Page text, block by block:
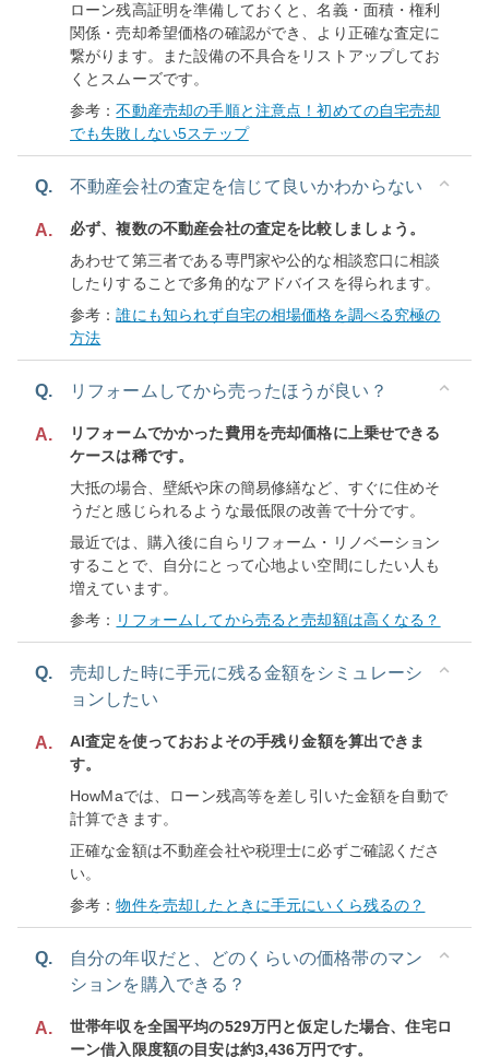
ローン残高証明を準備しておくと、名義・面積・権利
関係・売却希望価格の確認ができ、より正確な査定に
繋がります。また設備の不具合をリストアップしてお
くとスムーズです。
参考：不動産売却の手順と注意点！初めての自宅売却
でも失敗しない5ステップ
Q. 不動産会社の査定を信じて良いかわからない
A.
必ず、複数の不動産会社の査定を比較しましょう。
あわせて第三者である専門家や公的な相談窓口に相談
したりすることで多角的なアドバイスを得られます。
参考：誰にも知られず自宅の相場価格を調べる究極の
方法
Q. リフォームしてから売ったほうが良い？
A.
リフォームでかかった費用を売却価格に上乗せできる
ケースは稀です。
大抵の場合、壁紙や床の簡易修繕など、すぐに住めそ
うだと感じられるような最低限の改善で十分です。
最近では、購入後に自らリフォーム・リノベーション
することで、自分にとって心地よい空間にしたい人も
増えています。
参考： リフォームしてから売ると売却額は高くなる？
Q.
売却した時に手元に残る金額をシミュレーシ
ョンしたい
A.
AI査定を使っておおよその手残り金額を算出できま
す。
HowMaでは、ローン残高等を差し引いた金額を自動で
計算できます。
正確な金額は不動産会社や税理士に必ずご確認くださ
い。
参考：物件を売却したときに手元にいくら残るの？
Q.
自分の年収だと、どのくらいの価格帯のマン
ションを購入できる？
A.
世帯年収を全国平均の529万円と仮定した場合、住宅ロ
ーン借入限度額の目安は約3,436万円です。